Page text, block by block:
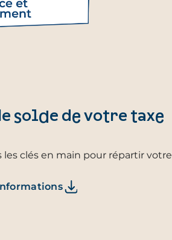
solde de votre taxe
clés en main pour répartir votre